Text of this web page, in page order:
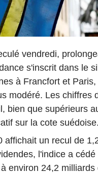
vendredi,
s'inscrit dans le
à Francfort et
modéré. Les chiffres
bien que supérieurs
sur la cote suédoise.
affichait un recul de
l'indice a
environ 24,2 milliards